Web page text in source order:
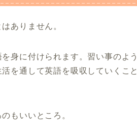
ありません。
身に付けられます。習い事のよう
を通して英語を吸収していくこと
もいいところ。